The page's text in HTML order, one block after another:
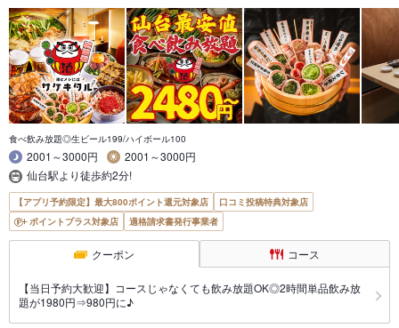
食べ飲み放題◎生ビール199/ハイボール100
2001～3000円
2001～3000円
仙台駅より徒歩約2分!
【アプリ予約限定】最大800ポイント還元対象店
口コミ投稿特典対象店
ポイントプラス対象店
適格請求書発行事業者
クーポン コース
【当日予約大歓迎】コースじゃなくても飲み放題OK◎2時間単品飲み放
題が1980円⇒980円に♪